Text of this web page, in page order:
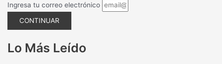
Ingresa tu correo electrónico
CONTINUAR
Lo Más Leído